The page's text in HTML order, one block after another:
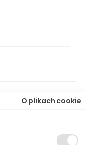
O plikach cookie